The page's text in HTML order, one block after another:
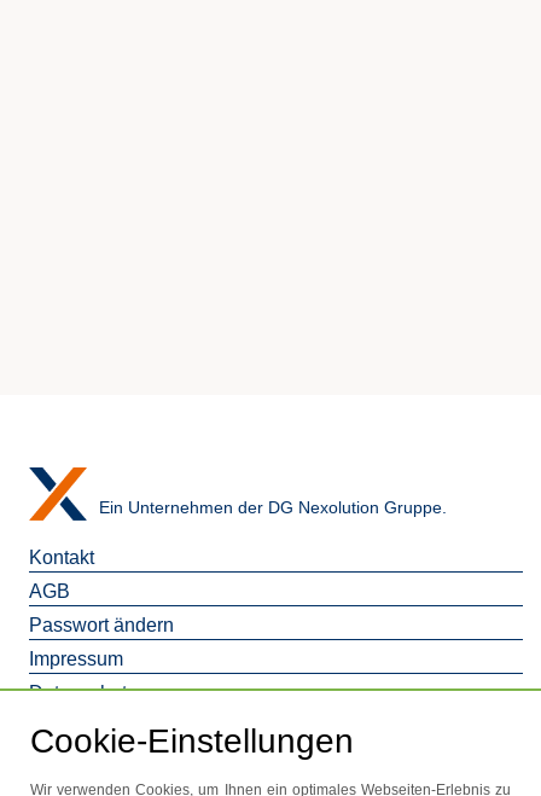
Cookie-Einstellungen
Wir verwenden Cookies, um Ihnen ein optimales Webseiten-Erlebnis zu
Ein Unternehmen der DG Nexolution Gruppe.
Kontakt
AGB
Passwort ändern
Impressum
Datenschutz
Barrierefreiheitserklaerung